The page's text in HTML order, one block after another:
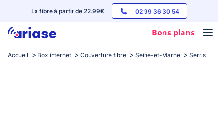
La fibre à partir de 22,99€ 02 99 36 30 54
Bons plans
Box internet
Accueil Box internet Couverture fibre Seine-et-Marne Serris